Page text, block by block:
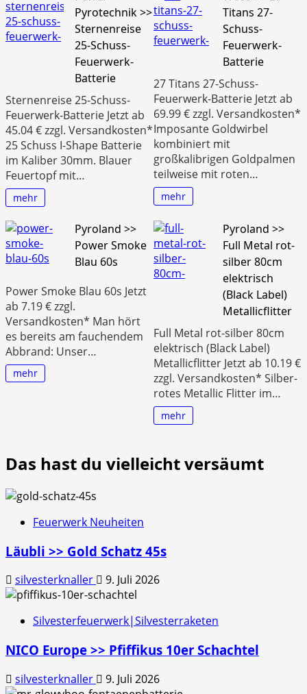
Pyrotechnik >>
Sternenreise
25-Schuss-
Feuerwerk-
Batterie
Sternenreise 25-Schuss-
Feuerwerk-Batterie Jetzt ab
45.04 € zzgl. Versandkosten*
25 Schuss I-Shape Batterie
im Kaliber 30mm. Blauer
Feuertopf mit…
mehr
Titans 27-
Schuss-
Feuerwerk-
Batterie
27 Titans 27-Schuss-
Feuerwerk-Batterie Jetzt ab
69.99 € zzgl. Versandkosten*
Imposante Goldwirbel
kombiniert mit
großkalibrigen Goldpalmen
teilweise mit roten…
mehr
Pyroland >>
Power Smoke
Blau 60s
Power Smoke Blau 60s Jetzt
ab 7.19 € zzgl.
Versandkosten* Man hört
es bereits am fauchendem
Abbrand: Unser…
mehr
Pyroland >>
Full Metal rot-
silber 80cm
elektrisch
(Black Label)
Metallicflitter
Full Metal rot-silber 80cm
elektrisch (Black Label)
Metallicflitter Jetzt ab 10.19 €
zzgl. Versandkosten* Silber-
rotes Metallic Flitter im…
mehr
Das hast du vielleicht versäumt
Feuerwerk Neuheiten
Läubli >> Gold Schatz 45s
silvesterknaller 9. Juli 2026
Silvesterfeuerwerk|Silvesterraketen
NICO Europe >> Pfiffikus 10er Schachtel
silvesterknaller 9. Juli 2026